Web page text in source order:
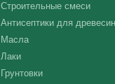
Строительные смеси
Антисептики для
Масла
Лаки
Грунтовки